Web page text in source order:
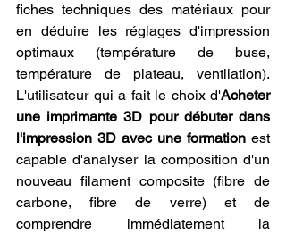
fiches techniques des matériaux pour
en déduire les réglages d'impression
optimaux (température de buse,
température de plateau, ventilation).
L'utilisateur qui a fait le choix d'Acheter
une imprimante 3D pour débuter dans
l'impression 3D avec une formation est
capable d'analyser la composition d'un
nouveau filament composite (fibre de
carbone, fibre de verre) et de
comprendre immédiatement la